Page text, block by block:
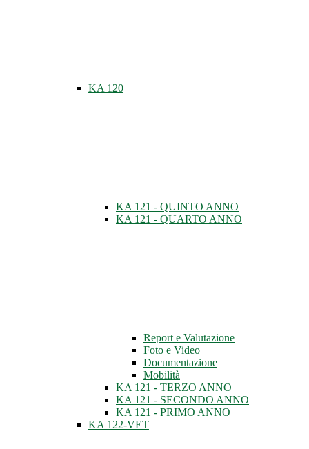
KA 120
KA 121 - QUINTO ANNO
KA 121 - QUARTO ANNO
Report e Valutazione
Foto e Video
Documentazione
Mobilità
KA 121 - TERZO ANNO
KA 121 - SECONDO ANNO
KA 121 - PRIMO ANNO
KA 122-VET